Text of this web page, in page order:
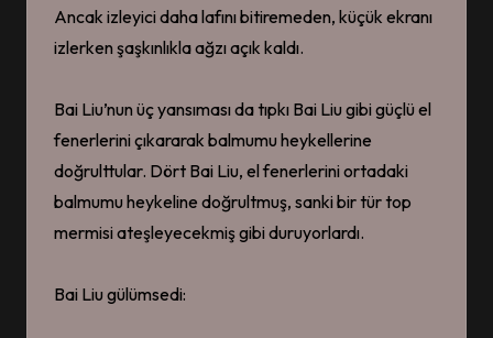
Ancak izleyici daha lafını bitiremeden, küçük ekranı
izlerken şaşkınlıkla ağzı açık kaldı.
Bai Liu’nun üç yansıması da tıpkı Bai Liu gibi güçlü el
fenerlerini çıkararak balmumu heykellerine
doğrulttular. Dört Bai Liu, el fenerlerini ortadaki
balmumu heykeline doğrultmuş, sanki bir tür top
mermisi ateşleyecekmiş gibi duruyorlardı.
Bai Liu gülümsedi: